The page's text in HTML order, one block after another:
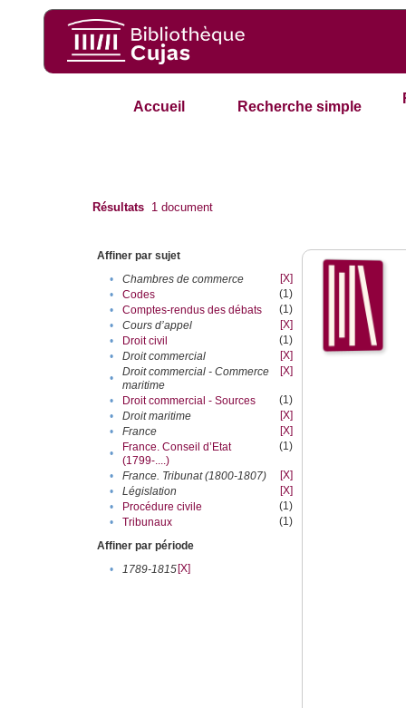
Accueil Recherche simple
Résultats 1 document
Affiner par sujet
•
Chambres de commerce
[X]
•
Codes
(1)
•
Comptes-rendus des débats
(1)
•
Cours d’appel
[X]
•
Droit civil
(1)
•
Droit commercial
[X]
•
Droit commercial - Commerce
maritime
[X]
• Droit commercial - Sources
(1)
•
Droit maritime
[X]
•
France
[X]
•
France. Conseil d’Etat
(1799-....)
(1)
• France. Tribunat (1800-1807)
[X]
•
Législation
[X]
•
Procédure civile
(1)
•
Tribunaux
(1)
Affiner par période
•
1789-1815[X]